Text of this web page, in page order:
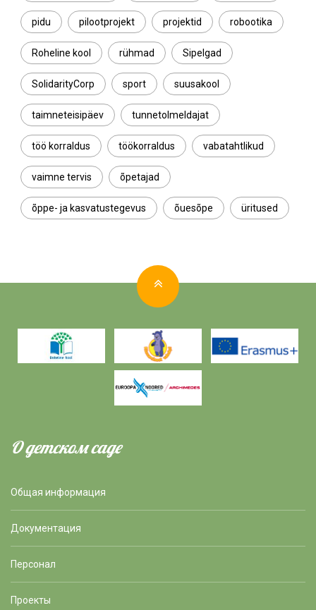
pidu pilootprojekt projektid robootika
Roheline kool rühmad Sipelgad
SolidarityCorp sport suusakool
taimneteisipäev tunnetolmeldajat
töö korraldus töökorraldus vabatahtlikud
vaimne tervis õpetajad
õppe- ja kasvatustegevus õuesõpe üritused
О детском саде
Общая информация
Документация
Персонал
Проекты